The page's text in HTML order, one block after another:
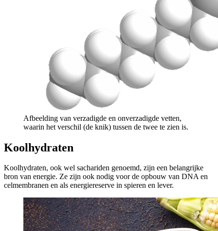
Afbeelding van verzadigde en onverzadigde vetten,
waarin het verschil (de knik) tussen de twee te zien is.
Koolhydraten
Koolhydraten, ook wel sachariden genoemd, zijn een belangrijke
bron van energie. Ze zijn ook nodig voor de opbouw van DNA en
celmembranen en als energiereserve in spieren en lever.